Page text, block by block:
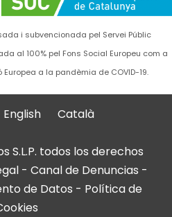
i subvencionada pel Servei Públic
al 100% pel Fons Social Europeu com a
a la pandèmia de COVID-19.
English Català
S.L.P. todos los derechos
- Canal de Denuncias -
de Datos - Política de